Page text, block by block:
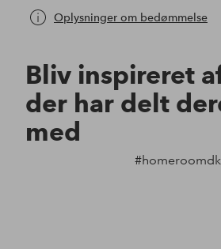
Oplysninger om bedømmelse
Bliv inspireret
der har delt
med
#homeroomdk